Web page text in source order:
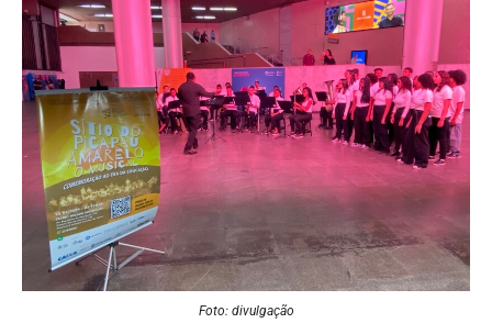
Foto: divulgação